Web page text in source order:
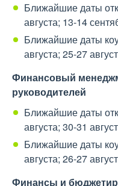
Ближайшие даты
августа; 13-14
Ближайшие даты
августа; 25-27
Финансовый
руководителей
Ближайшие даты
августа; 30-31
Ближайшие даты
августа; 26-27
Финансы и